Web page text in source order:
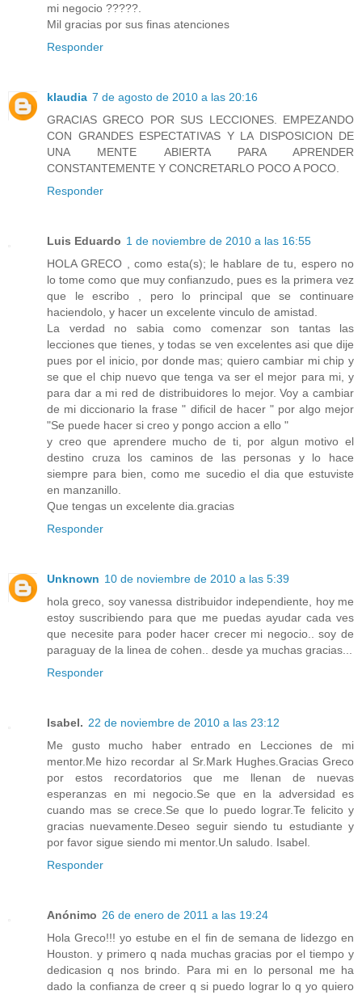
mi negocio ?????.
Mil gracias por sus finas atenciones
Responder
klaudia 7 de agosto de 2010 a las 20:16
GRACIAS GRECO POR SUS LECCIONES. EMPEZANDO
CON GRANDES ESPECTATIVAS Y LA DISPOSICION DE
UNA MENTE ABIERTA PARA APRENDER
CONSTANTEMENTE Y CONCRETARLO POCO A POCO.
Responder
Luis Eduardo 1 de noviembre de 2010 a las 16:55
HOLA GRECO , como esta(s); le hablare de tu, espero no
lo tome como que muy confianzudo, pues es la primera vez
que le escribo , pero lo principal que se continuare
haciendolo, y hacer un excelente vinculo de amistad.
La verdad no sabia como comenzar son tantas las
lecciones que tienes, y todas se ven excelentes asi que dije
pues por el inicio, por donde mas; quiero cambiar mi chip y
se que el chip nuevo que tenga va ser el mejor para mi, y
para dar a mi red de distribuidores lo mejor. Voy a cambiar
de mi diccionario la frase " dificil de hacer " por algo mejor
"Se puede hacer si creo y pongo accion a ello "
y creo que aprendere mucho de ti, por algun motivo el
destino cruza los caminos de las personas y lo hace
siempre para bien, como me sucedio el dia que estuviste
en manzanillo.
Que tengas un excelente dia.gracias
Responder
Unknown 10 de noviembre de 2010 a las 5:39
hola greco, soy vanessa distribuidor independiente, hoy me
estoy suscribiendo para que me puedas ayudar cada ves
que necesite para poder hacer crecer mi negocio.. soy de
paraguay de la linea de cohen.. desde ya muchas gracias...
Responder
Isabel. 22 de noviembre de 2010 a las 23:12
Me gusto mucho haber entrado en Lecciones de mi
mentor.Me hizo recordar al Sr.Mark Hughes.Gracias Greco
por estos recordatorios que me llenan de nuevas
esperanzas en mi negocio.Se que en la adversidad es
cuando mas se crece.Se que lo puedo lograr.Te felicito y
gracias nuevamente.Deseo seguir siendo tu estudiante y
por favor sigue siendo mi mentor.Un saludo. Isabel.
Responder
Anónimo 26 de enero de 2011 a las 19:24
Hola Greco!!! yo estube en el fin de semana de lidezgo en
Houston. y primero q nada muchas gracias por el tiempo y
dedicasion q nos brindo. Para mi en lo personal me ha
dado la confianza de creer q si puedo lograr lo q yo quiero